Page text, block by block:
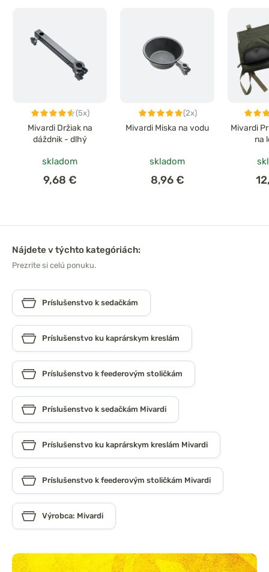
(5x)
Mivardi Držiak na
dáždnik - dlhý
skladom
9,68 €
(2x)
Mivardi Miska na vodu
skladom
8,96 €
Mivardi
na
Nájdete v týchto kategóriách:
Prezrite si celú ponuku.
Príslušenstvo k sedačkám
Príslušenstvo ku kaprárskym kreslám
Príslušenstvo k feederovým stoličkám
Príslušenstvo k sedačkám Mivardi
Príslušenstvo ku kaprárskym kreslám Mivardi
Príslušenstvo k feederovým stoličkám Mivardi
Výrobca: Mivardi